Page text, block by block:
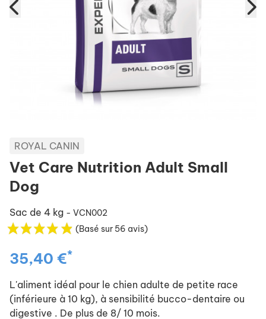
ROYAL CANIN
Vet Care Nutrition Adult Small
Dog
Sac de 4 kg - VCN002
(Basé sur 56 avis)
35,40 €*
L'aliment idéal pour le chien adulte de petite race
(inférieure à 10 kg), à sensibilité bucco-dentaire ou
digestive . De plus de 8/ 10 mois.